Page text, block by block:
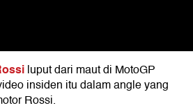
luput dari maut di MotoGP
insiden itu dalam angle yang
Rossi.